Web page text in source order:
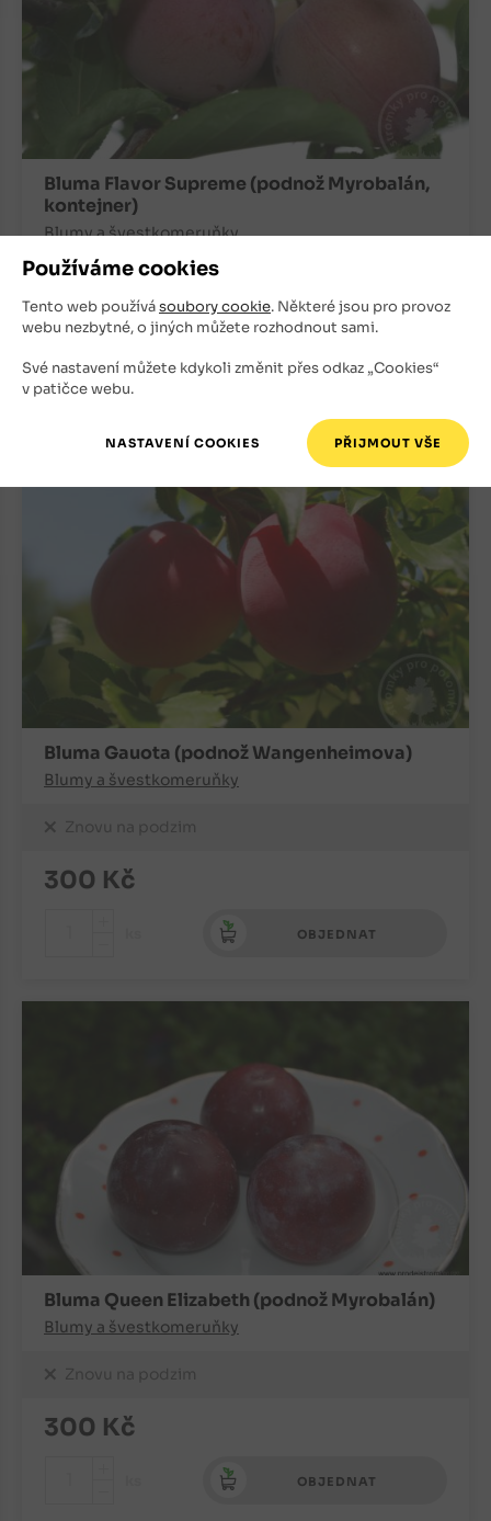
Používáme cookies
Tento web používásoubory cookie. Některé jsou pro provoz
webu nezbytné, o jiných můžete rozhodnout sami.
Své nastavení můžete kdykoli změnit přes odkaz „Cookies“
v patičce webu.
Bluma Flavor Supreme (podnož Myrobalán,
kontejner)
Blumy a švestkomeruňky
Vyprodáno
500Kč
+
ks
Bluma Gauota (podnož Wangenheimova)
Blumy a švestkomeruňky
Znovu na podzim
300 Kč
OBJEDNAT
Bluma Queen Elizabeth (podnož Myrobalán)
Blumy a švestkomeruňky
Znovu na podzim
300 Kč
OBJEDNAT